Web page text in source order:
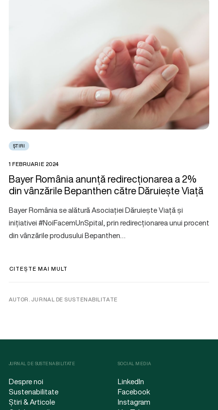
ȘTIRI
1 FEBRUARIE 2024
Bayer România anunță redirecționarea a 2%
din vânzările Bepanthen către Dăruiește Viață
Bayer România se alătură Asociației Dăruiește Viață și
inițiativei #NoiFacemUnSpital, prin redirecționarea unui procent
din vânzările produsului Bepanthen…
CITEȘTE MAI MULT
AUTOR. JURNAL DE SUSTENABILITATE
JURNAL DE SUSTENABILITATE
Despre noi
Sustenabilitate
Știri & Articole
SOCIAL MEDIA
LinkedIn
Facebook
Instagram